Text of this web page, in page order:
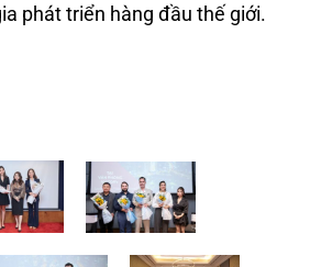
phát triển hàng đầu thế giới.